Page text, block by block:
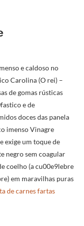
e caldoso no
Carolina (O rei) –
de gomas rústicas
e de
doces das panela
imenso Vinagre
exige um toque de
negro sem coagular
coelho (a cu00e9lebre
em maravilhas puras
de carnes fartas